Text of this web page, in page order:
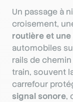
Un passage à
croisement,
routière et
automobiles
rails de chemin
train, souvent
carrefour
signal sonore,